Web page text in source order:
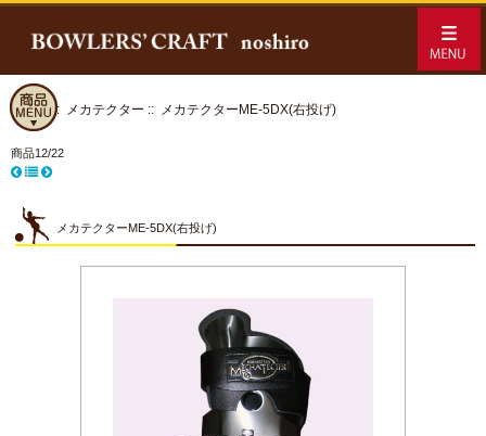
ホーム:: メカテクター :: メカテクターME-5DX(右投げ)
商品12/22
メカテクターME-5DX(右投げ)